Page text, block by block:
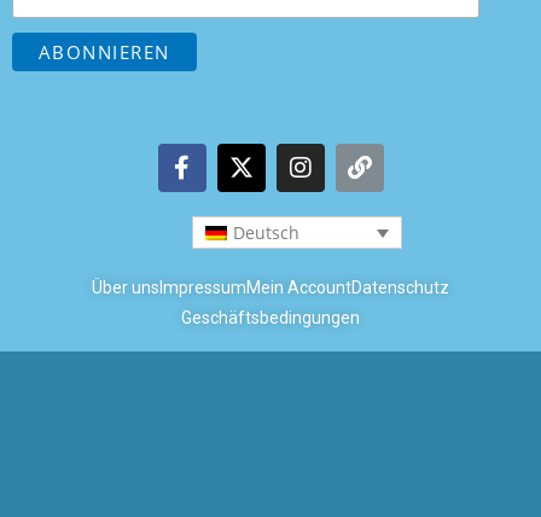
Deutsch
Über uns ImpressumMein AccountDatenschutz
Geschäftsbedingungen